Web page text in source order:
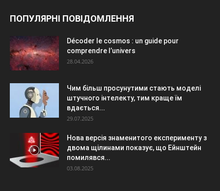
ПОПУЛЯРНІ ПОВІДОМЛЕННЯ
Décoder le cosmos : un guide pour
comprendre l’univers
28.04.2026
Чим більш просунутими стають моделі
штучного інтелекту, тим краще їм
вдається...
29.07.2025
Нова версія знаменитого експерименту з
двома щілинами показує, що Ейнштейн
помилявся...
03.08.2025